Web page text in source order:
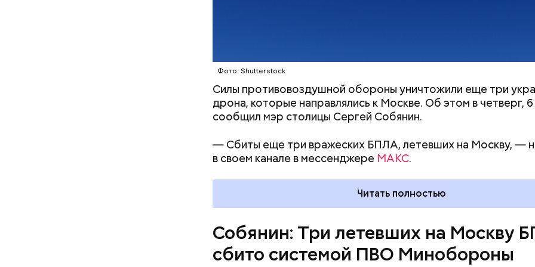
Фото: Shutterstock
Силы противовоздушной обороны уничтожили еще три
дрона, которые направлялись к Москве. Об этом в четверг, 6
сообщил мэр столицы Сергей Собянин.
— Сбиты еще три вражеских БПЛА, летевших на Москву, —
в своем канале в мессенджере МАКС.
Читать полностью
Собянин: Три летевших на Москву
сбито системой ПВО Минобороны